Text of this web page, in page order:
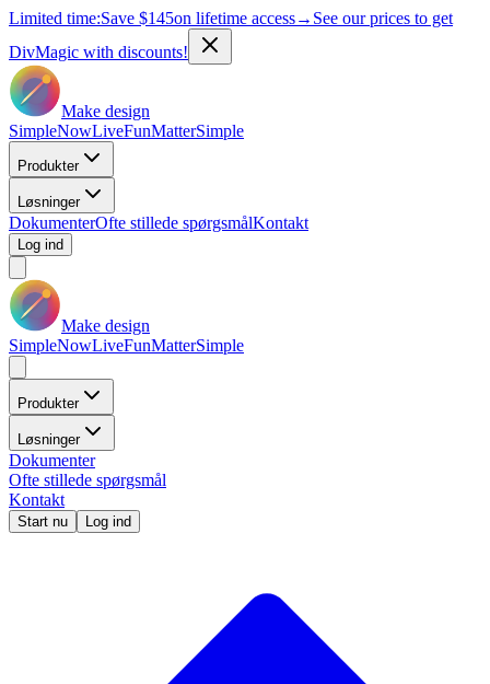
Limited time:Save $145on lifetime access→ See our prices to get
DivMagic with discounts!
Make design
SimpleNowLiveFunMatterSimple
Produkter
Løsninger
DokumenterOfte stillede spørgsmålKontakt
Log ind
Make design
SimpleNowLiveFunMatterSimple
Produkter
Løsninger
Dokumenter
Ofte stillede spørgsmål
Kontakt
Start nu Log ind